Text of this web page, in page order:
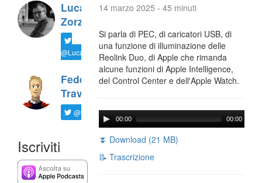
Luca
Zorzi
@LucaTNT
Federico
Travaini
@ftrava
Iscriviti
14 marzo 2025 - 45 minuti
Si parla di PEC, di caricatori USB, di
una funzione di illuminazione delle
Reolink Duo, di Apple che rimanda
alcune funzioni di Apple Intelligence,
del Control Center e dell'Apple Watch.
00:00 00:00
⏬ Download (21 MB)
📝 Trascrizione